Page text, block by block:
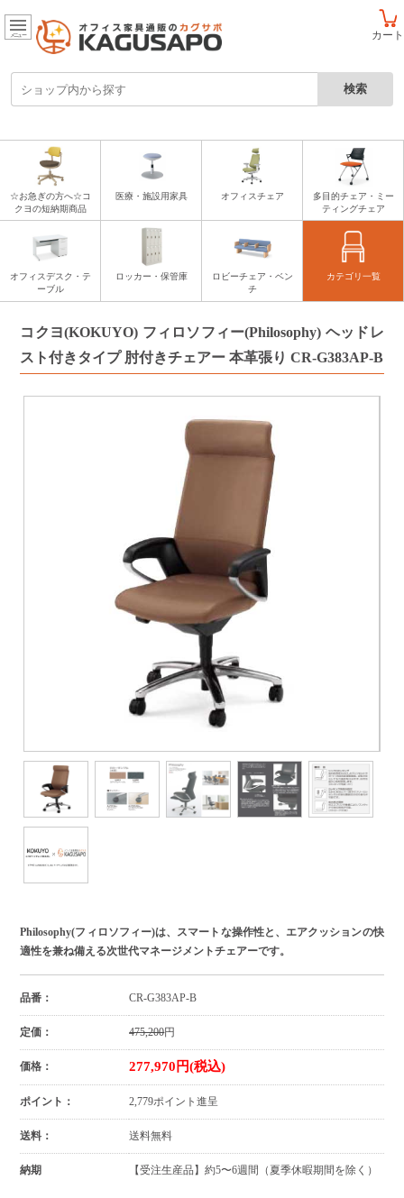
カート
メニュー
☆お急ぎの方へ☆コ
クヨの短納期商品
医療・施設用家具 オフィスチェア
多目的チェア・ミー
ティングチェア
オフィスデスク・テ
ーブル
ロッカー・保管庫
ロビーチェア・ベン
チ
カテゴリ一覧
コクヨ(KOKUYO) フィロソフィー(Philosophy) ヘッドレ
スト付きタイプ 肘付きチェアー 本革張り CR-G383AP-B
Philosophy(フィロソフィー)は、スマートな操作性と、エアクッションの快
適性を兼ね備える次世代マネージメントチェアーです。
品番： CR-G383AP-B
定価： 475,200円
価格： 277,970円(税込)
ポイント： 2,779ポイント進呈
送料： 送料無料
納期 【受注生産品】約5〜6週間（夏季休暇期間を除く）